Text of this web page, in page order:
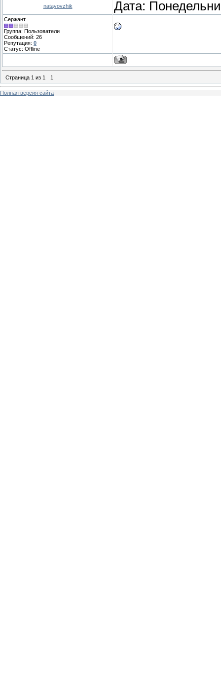
natayovzhik Дата:
Сержант
Группа: Пользователи
Сообщений: 26
Репутация: 0
Статус: Offline
Страница 1 из 1 1
Полная версия сайта